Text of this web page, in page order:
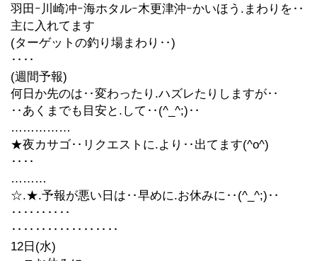
羽田ｰ川崎冲ｰ海ホタルｰ木更津沖ｰかいほう.まわりを‥
主に入れてます
(ターゲットの釣り場まわり‥)
‥‥
(週間予報)
何日か先のは‥変わったり.ハズレたりしますが‥
‥あくまでも目安と.して‥(^_^;)‥
……………
★夜カサゴ‥リクエストに.より‥出てます(^o^)
‥‥
………
☆.★.予報が悪い日は‥早めに.お休みに‥(^_^;)‥
‥‥‥‥‥
‥‥‥‥‥‥‥‥‥
12日(水)